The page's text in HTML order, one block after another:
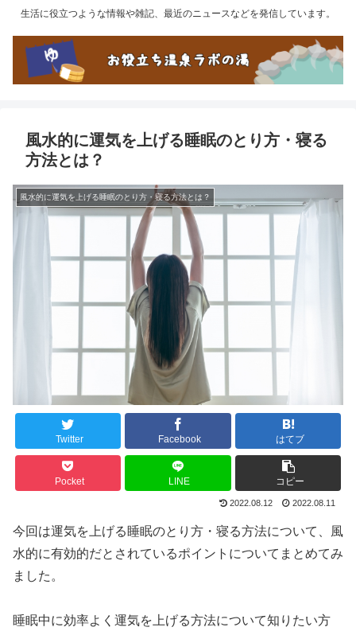
生活に役立つような情報や雑記、最近のニュースなどを発信しています。
風水的に運気を上げる睡眠のとり方・寝る
方法とは？
風水的に運気を上げる睡眠のとり方・寝る方法とは？
Twitter Facebook はてブ
Pocket LINE コピー
2022.08.12 2022.08.11
今回は運気を上げる睡眠のとり方・寝る方法について、風
水的に有効的だとされているポイントについてまとめてみ
ました。
睡眠中に効率よく運気を上げる方法について知りたい方